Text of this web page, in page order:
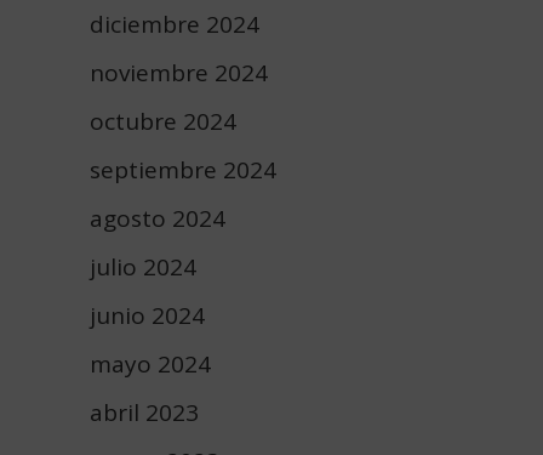
diciembre 2024
noviembre 2024
octubre 2024
septiembre 2024
agosto 2024
julio 2024
junio 2024
mayo 2024
abril 2023